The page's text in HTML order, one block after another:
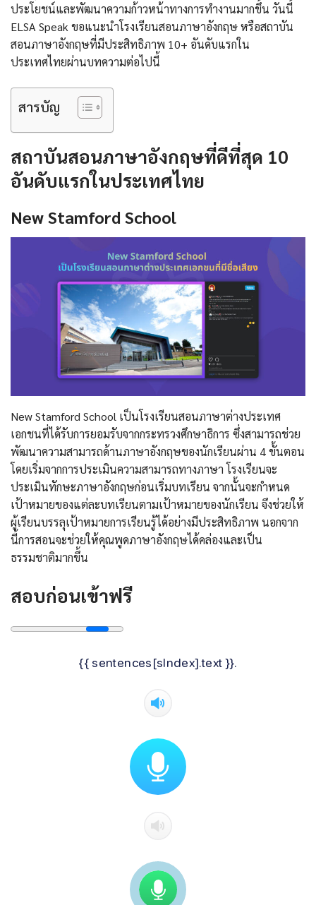
ประโยชน์และพัฒนาความก้าวหน้าทางการทำงานมากขึ้น วันนี้
ELSA Speak ขอแนะนำโรงเรียนสอนภาษาอังกฤษ หรือสถาบัน
สอนภาษาอังกฤษที่มีประสิทธิภาพ 10+ อันดับแรกใน
ประเทศไทยผ่านบทความต่อไปนี้
สารบัญ
สถาบันสอนภาษาอังกฤษที่ดีที่สุด 10
อันดับแรกในประเทศไทย
New Stamford School
New Stamford School เป็นโรงเรียนสอนภาษาต่างประเทศ
เอกชนที่ได้รับการยอมรับจากกระทรวงศึกษาธิการ ซึ่งสามารถช่วย
พัฒนาความสามารถด้านภาษาอังกฤษของนักเรียนผ่าน 4 ขั้นตอน
โดยเริ่มจากการประเมินความสามารถทางภาษา โรงเรียนจะ
ประเมินทักษะภาษาอังกฤษก่อนเริ่มบทเรียน จากนั้นจะกำหนด
เป้าหมายของแต่ละบทเรียนตามเป้าหมายของนักเรียน จึงช่วยให้
ผู้เรียนบรรลุเป้าหมายการเรียนรู้ได้อย่างมีประสิทธิภาพ นอกจาก
นี้การสอนจะช่วยให้คุณพูดภาษาอังกฤษได้คล่องและเป็น
ธรรมชาติมากขึ้น
สอบก่อนเข้าฟรี
{{ sentences[sIndex].text }}.